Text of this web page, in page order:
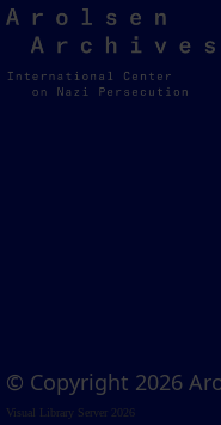
Arolsen
Archives
© Copyright 2026
Visual Library Server 2026